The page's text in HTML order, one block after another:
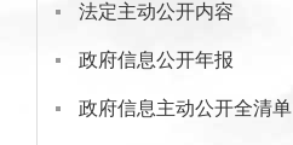
法定主动公开内容
政府信息公开年报
政府信息主动公开全清单